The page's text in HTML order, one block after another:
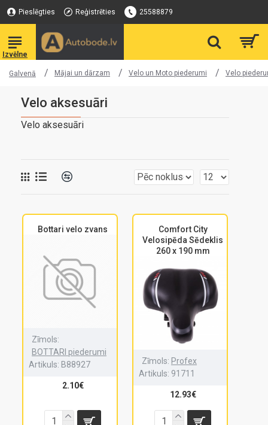
Pieslēgties Reģistrēties 25588879
Galvenā Mājai un dārzam Velo un Moto piederumi Velo
Velo aksesuāri
Velo aksesuāri
Bottari velo zvans
Zīmols:
BOTTARI piederumi
Artikuls: B88927
2.10€
Comfort City
Velosipēda Sēdeklis
260 x 190 mm
Zīmols: Profex
Artikuls: 91711
12.93€